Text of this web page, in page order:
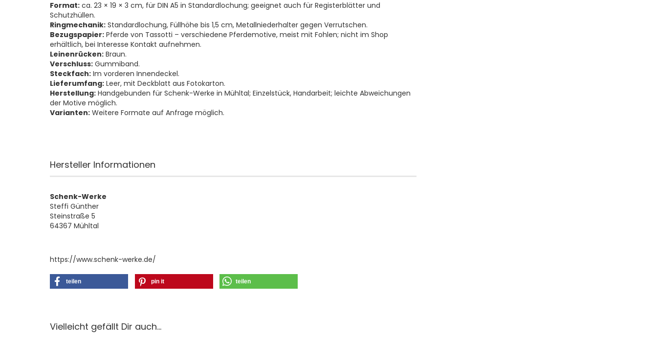
Format: ca. 23 × 19 × 3 cm, für DIN A5 in Standardlochung; geeignet auch für Registerblätter und
Schutzhüllen.
Ringmechanik: Standardlochung, Füllhöhe bis 1,5 cm, Metallniederhalter gegen Verrutschen.
Bezugspapier: Pferde von Tassotti – verschiedene Pferdemotive, meist mit Fohlen; nicht im Shop
erhältlich, bei Interesse Kontakt aufnehmen.
Leinenrücken: Braun.
Verschluss: Gummiband.
Steckfach: Im vorderen Innendeckel.
Lieferumfang: Leer, mit Deckblatt aus Fotokarton.
Herstellung: Handgebunden für Schenk-Werke in Mühltal; Einzelstück, Handarbeit; leichte Abweichungen
der Motive möglich.
Varianten: Weitere Formate auf Anfrage möglich.
Hersteller Informationen
Schenk-Werke
Steffi Günther
Steinstraße 5
64367 Mühltal
https://www.schenk-werke.de/
teilen pin it teilen
Vielleicht gefällt Dir auch...